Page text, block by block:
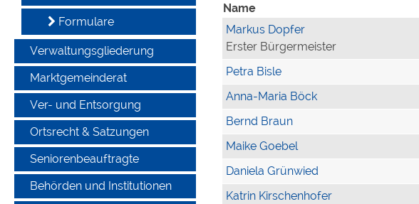
Formulare
Verwaltungsgliederung
Marktgemeinderat
Ver- und Entsorgung
Ortsrecht & Satzungen
Seniorenbeauftragte
Behörden und Institutionen
Name
Markus Dopfer
Erster Bürgermeister
Petra Bisle
Anna-Maria Böck
Bernd Braun
Maike Goebel
Daniela Grünwied
Katrin Kirschenhofer